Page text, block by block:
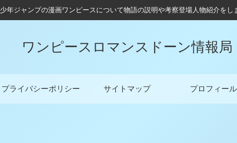
少年ジャンプの漫画ワンピースについて物語の説明や考察登場人物紹介をし
ワンピースロマンスドーン情報局
プライバシーポリシー サイトマップ プロフィール